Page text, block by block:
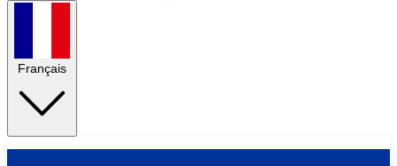
Français